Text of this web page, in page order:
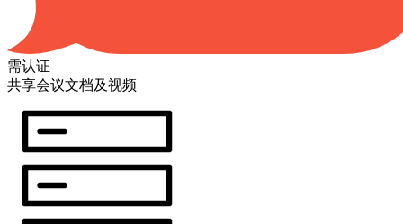
需认证
共享会议文档及视频